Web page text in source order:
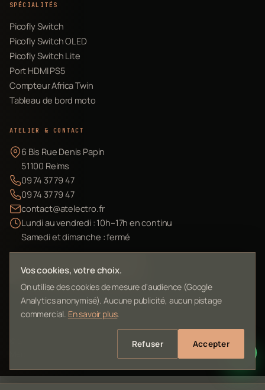
SPÉCIALITÉS
Picofly Switch
Picofly Switch OLED
Picofly Switch Lite
Port HDMI PS5
Compteur Africa Twin
Tableau de bord moto
ATELIER & CONTACT
6 Bis Rue Denis Papin
51100 Reims
09 74 37 79 47
09 74 37 79 47
contact@atelectro.fr
Lundi au vendredi : 10h–17h en continu
Samedi et dimanche : fermé
Envoyer mon matériel
L'Atelier Electro Reims — SIRET 10261022700013
Vos cookies, votre choix.
On utilise des cookies de mesure d'audience (Google
Analytics anonymisé). Aucune publicité, aucun pistage
commercial. En savoir plus.
Refuser Accepter